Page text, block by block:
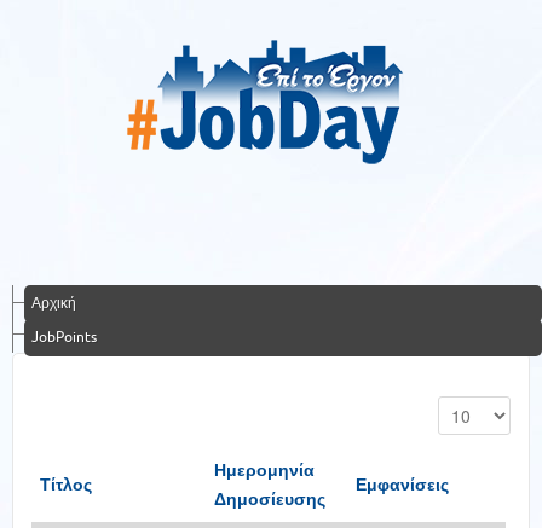
Αρχική
JobPoints
Τίτλος
Ημερομηνία
Δημοσίευσης
Εμφανίσεις